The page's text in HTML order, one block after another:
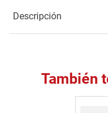
Descripción
También